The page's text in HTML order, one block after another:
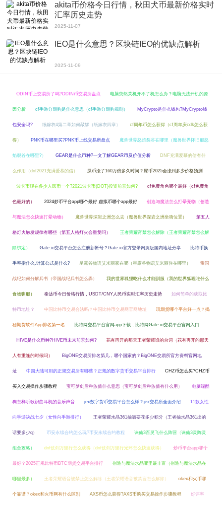
akita币价格今日行情，秋田犬币最新价格实时
汇率历史走势
2025-11-07
IEO是什么意思？区块链IEO的优缺点解析
2025-11-09
ODIN币上交易所了吗?ODIN币交易所盘点 电脑突然关机开不了机怎么办？电脑无法开机的原
因分析 cf手游分期购是什么意思（cf手游分期购规则） MyCrypto是什么钱包?MyCrypto钱
包安全吗? 纸嫁衣4第二章如何敲锣（纸嫁衣四章） cf周年币怎么获得（cf周年庆cdk怎么获
得） PNK币在哪里买?PNK币上线交易所盘点 魔兽世界怒焰裂谷在哪里（魔兽世界怀旧服怒
焰裂谷在哪里?） GEAR是什么币种?一文了解GEAR币及价值分析 DNF充满爱慕的信有什
么作用（dnf2021充满爱慕的信） 屎币涨了160万倍多久时间？屎币2025会涨到多少价格预测
波卡币现在多少人民币一个?2021波卡币(DOT)投资前景如何? cf免费角色哪个最好（cf免费角
色最好的） 2024炒币平台app哪个最好 虚拟币哪个app最好 创造与魔法怎么打晕宠物（创造
与魔法怎么快速打晕动物） 魔兽世界深岩之洲怎么去（魔兽世界深岩之洲坐骑位置） 第五人
格灯火触发规律有哪些（第五人格灯火会重复吗） 王者荣耀宵禁怎么解除（王者荣耀宵禁怎么解
除绑定） Gate.io交易平台怎么注册新帐号？Gate.io官方登录网页版国内地址分享 比特币换
手率指什么,计算公式是什么? 星露谷物语艾米丽家在哪（星露谷物语艾米丽住在哪里） 帝国
战纪如何分解兵书（帝国战纪兵书怎么弄） 我的世界狐狸吃什么才能驯服（我的世界狐狸吃什么
食物驯服） 泰达币今日价格行情，USDT/CNY人民币实时汇率历史走势 如何简单的获取比
特币地址？ 中国比特币交易合法吗？中国比特币交易网官网地址 玩期货哪个平台好一点？揭
秘期货软件App排名第一名 比特网交易平台官网app下载，比特网Gate.io交易平台官网入口
HIVE是什么币种?HIVE币未来前景如何? 花有再开的那天王者荣耀谁的台词（花有再开的那天
人有重逢的时候吗） BigONE交易所排名第几，哪个国家的？BigONE交易所官方资料官网地
址 中国大陆可用的正规交易所有哪些？正规的数字货币交易平台排行 CHZ币怎么买?CHZ币
买入交易操作步骤教程 宝可梦剑盾种族值什么意思（宝可梦剑盾种族值有什么用） 电脑端酷
狗怎样听歌识曲耳机的音乐声音 jex数字货币交易平台怎么样？jex交易所全面介绍 11款女性
向手游决战七夕（女性向手游排行） 王者荣耀水晶361抽满要花多少积分（王者抽水晶361出的
话要多少q） 币安永续合约怎么玩?币安永续合约教程 诛仙3百灵飞什么阵营（诛仙3灵阵灵
组合攻略） dnf仗剑万里行怎么获得（dnf仗剑万里行光环怎么快速获得） 炒币平台app哪个
最好？2025正规比特币BTC期货交易平台排行 创造与魔法水晶哪里最丰富（创造与魔法水晶在
哪里最多） 王者荣耀语音被禁止怎么解除（王者荣耀语音被禁言怎么解除） okex和火币哪
个靠谱？okex和火币网有什么区别 AXS币怎么获得?AXS币购买交易操作步骤教程 好评率